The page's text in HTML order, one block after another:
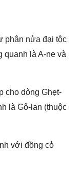
phân nửa đại tộc
quanh là A-ne và
cho dòng Ghẹt-
là Gô-lan (thuộc
với đồng cỏ